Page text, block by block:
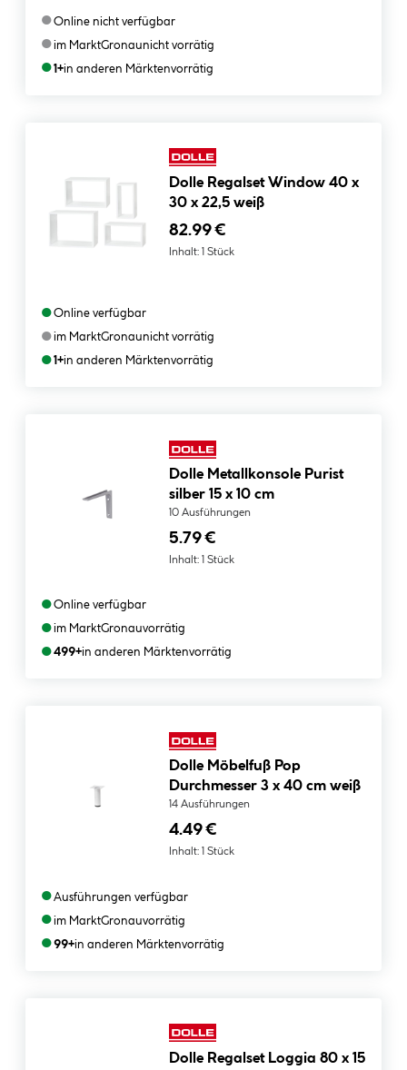
●Online nicht verfügbar
●im MarktGronaunicht vorrätig
●1+in anderen Märktenvorrätig
Dolle Regalset Window 40 x
30 x 22,5 weiß
82.99 €
Inhalt: 1 Stück
●Online verfügbar
●im MarktGronaunicht vorrätig
●1+in anderen Märktenvorrätig
Dolle Metallkonsole Purist
silber 15 x 10 cm
10 Ausführungen
5.79 €
Inhalt: 1 Stück
●Online verfügbar
●im MarktGronauvorrätig
●499+in anderen Märktenvorrätig
Dolle Möbelfuß Pop
Durchmesser 3 x 40 cm weiß
14 Ausführungen
4.49 €
Inhalt: 1 Stück
●Ausführungen verfügbar
●im MarktGronauvorrätig
●99+in anderen Märktenvorrätig
Dolle Regalset Loggia 80 x 15